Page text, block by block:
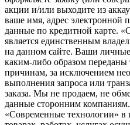
акции и/или выходите из
ваше имя, адрес электронной
данные по кредитной карте.
является единственным
на данном сайте. Ваши
каким-либо образом
причинам, за исключением
выполнения запроса или
заказа. Мы не продаем, не
данные сторонним
«Современные технологии»